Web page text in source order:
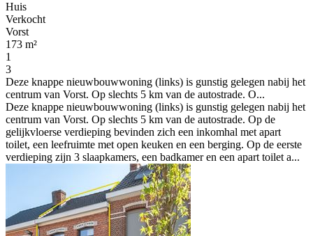
Huis
Verkocht
Vorst
173 m²
1
3
Deze knappe nieuwbouwwoning (links) is gunstig gelegen nabij het
centrum van Vorst. Op slechts 5 km van de autostrade. O...
Deze knappe nieuwbouwwoning (links) is gunstig gelegen nabij het
centrum van Vorst. Op slechts 5 km van de autostrade. Op de
gelijkvloerse verdieping bevinden zich een inkomhal met apart
toilet, een leefruimte met open keuken en een berging. Op de eerste
verdieping zijn 3 slaapkamers, een badkamer en een apart toilet a...